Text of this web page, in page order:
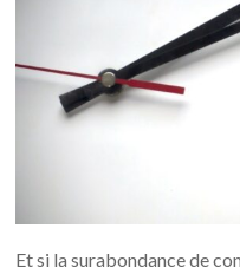
Et si la surabondance de